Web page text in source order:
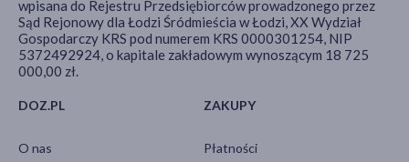
DOZ.PL
O nas
ZAKUPY
Płatności
wpisana do Rejestru Przedsiębiorców prowadzonego przez
Sąd Rejonowy dla Łodzi Śródmieścia w Łodzi, XX Wydział
Gospodarczy KRS pod numerem KRS 0000301254, NIP
5372492924, o kapitale zakładowym wynoszącym 18 725
000,00 zł.